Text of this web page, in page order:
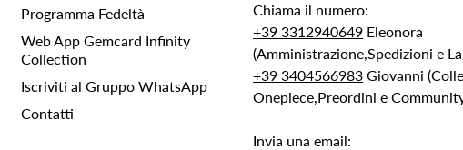
Programma Fedeltà
Web App Gemcard Infinity
Collection
Iscriviti al Gruppo WhatsApp
Contatti
Chiama il numero:
+39 3312940649 Eleonora
(Amministrazione,Spedizioni e
+39 3404566983 Giovanni
Onepiece,Preordini e
Invia una email: